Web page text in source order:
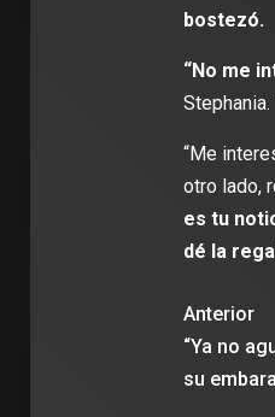
bostezó.
“No me
Stephania.
“Me
otro lado,
es tu
dé la
Anterior
“Ya no
su